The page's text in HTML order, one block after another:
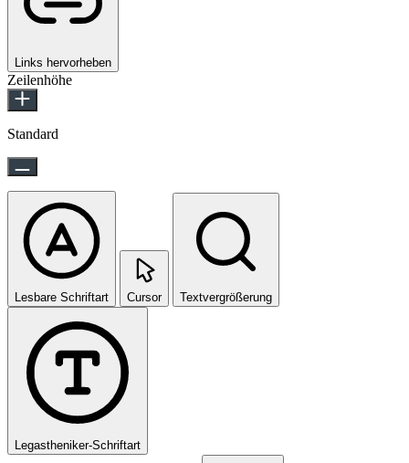
Links hervorheben
Zeilenhöhe
Standard
Lesbare Schriftart Cursor Textvergrößerung
Legastheniker-Schriftart